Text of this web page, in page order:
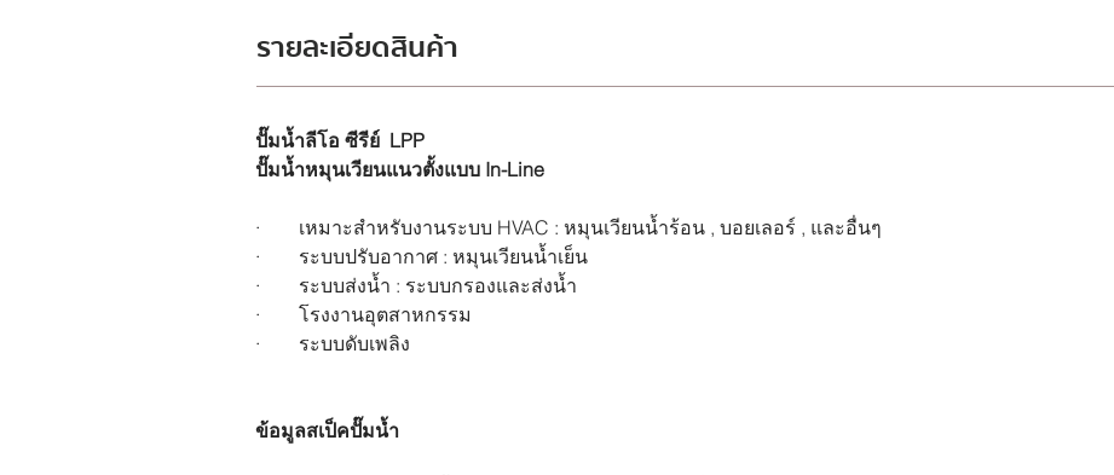
รายละเอียดสินค้า
ปั๊มน้ำลีโอ ซีรีย์  LPP
ปั๊มน้ำหมุนเวียนแนวตั้งแบบ In-Line
·        เหมาะสำหรับงานระบบ HVAC : หมุนเวียนน้ำร้อน , บอยเลอร์ , และอื่นๆ
·        ระบบปรับอากาศ : หมุนเวียนน้ำเย็น
·        ระบบส่งน้ำ : ระบบกรองและส่งน้ำ
·        โรงงานอุตสาหกรรม
·        ระบบดับเพลิง
ข้อมูลสเป็คปั๊มน้ำ